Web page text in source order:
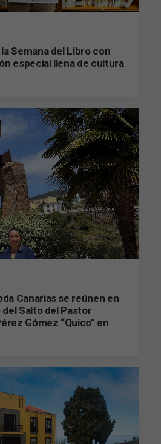
Semana del Libro con
especial llena de cultura
Canarias se reúnen en
Salto del Pastor
Gómez “Quico” en